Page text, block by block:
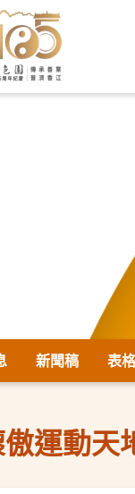
新聞稿 表
運動天